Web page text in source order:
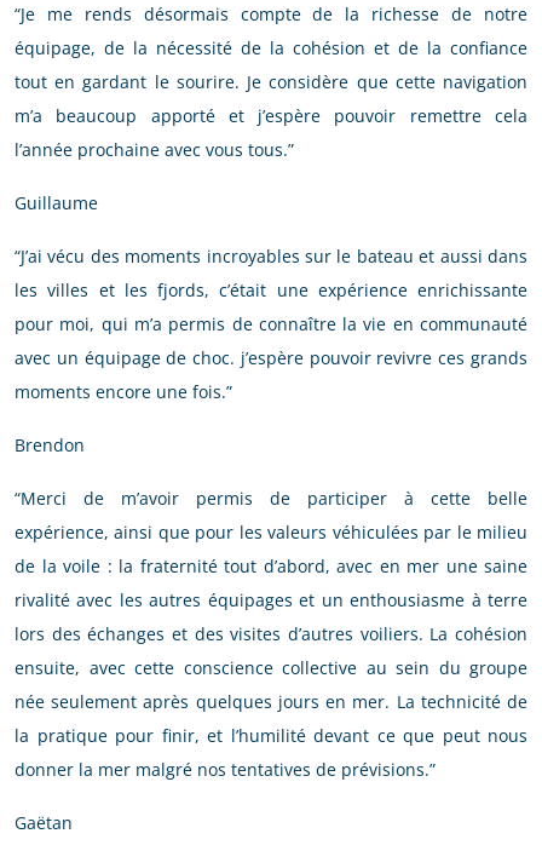
“Je me rends désormais compte de la richesse de notre
équipage, de la nécessité de la cohésion et de la confiance
tout en gardant le sourire. Je considère que cette navigation
m’a beaucoup apporté et j’espère pouvoir remettre cela
l’année prochaine avec vous tous.”
Guillaume
“J’ai vécu des moments incroyables sur le bateau et aussi dans
les villes et les fjords, c’était une expérience enrichissante
pour moi, qui m’a permis de connaître la vie en communauté
avec un équipage de choc. j’espère pouvoir revivre ces grands
moments encore une fois.”
Brendon
“Merci de m’avoir permis de participer à cette belle
expérience, ainsi que pour les valeurs véhiculées par le milieu
de la voile : la fraternité tout d’abord, avec en mer une saine
rivalité avec les autres équipages et un enthousiasme à terre
lors des échanges et des visites d’autres voiliers. La cohésion
ensuite, avec cette conscience collective au sein du groupe
née seulement après quelques jours en mer. La technicité de
la pratique pour finir, et l’humilité devant ce que peut nous
donner la mer malgré nos tentatives de prévisions.”
Gaëtan